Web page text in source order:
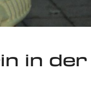
in der